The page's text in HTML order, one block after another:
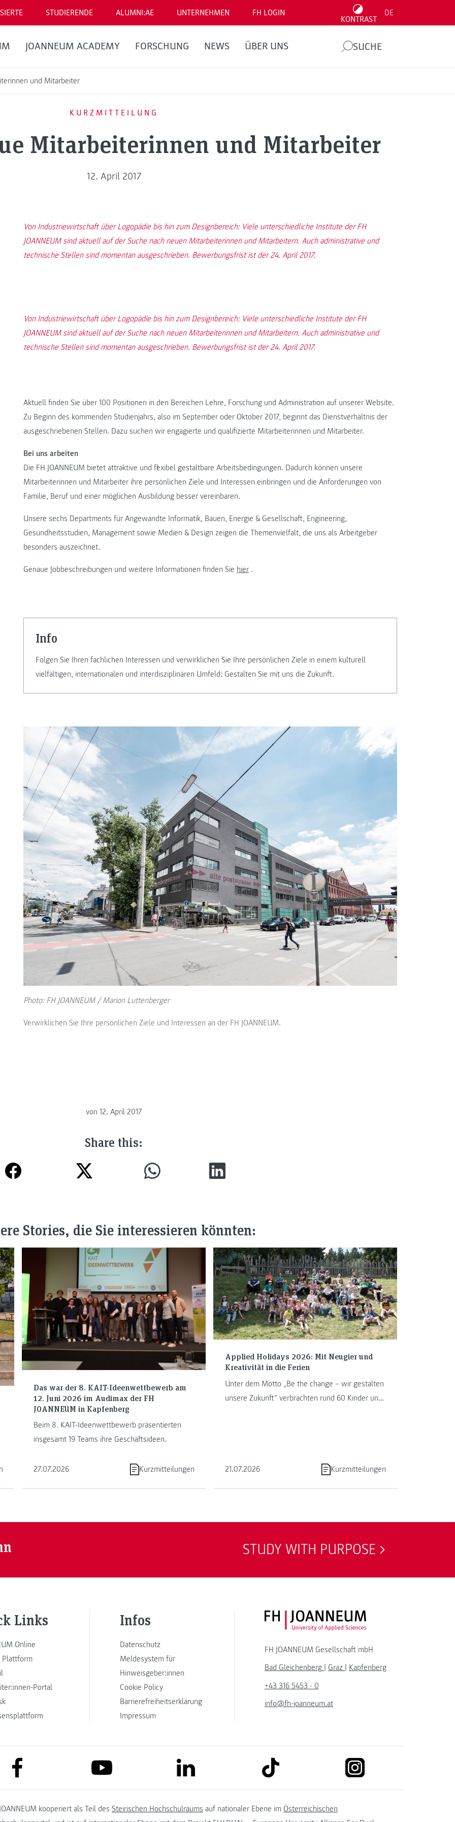
STUDIERENDE ALUMNI:AE UNTERNEHMEN FH LOGIN
KONTRAST
DE
JOANNEUM ACADEMY FORSCHUNG NEWS ÜBER UNS SUCHE
und Mitarbeiter
KURZMITTEILUNG
Mitarbeiterinnen und Mitarbeiter
12. April 2017
Von Industriewirtschaft über Logopädie bis hin zum Designbereich: Viele unterschiedliche Institute der FH
JOANNEUM sind aktuell auf der Suche nach neuen Mitarbeiterinnen und Mitarbeitern. Auch administrative und
technische Stellen sind momentan ausgeschrieben. Bewerbungsfrist ist der 24. April 2017.
Von Industriewirtschaft über Logopädie bis hin zum Designbereich: Viele unterschiedliche Institute der FH
JOANNEUM sind aktuell auf der Suche nach neuen Mitarbeiterinnen und Mitarbeitern. Auch administrative und
technische Stellen sind momentan ausgeschrieben. Bewerbungsfrist ist der 24. April 2017.
Aktuell finden Sie über 100 Positionen in den Bereichen Lehre, Forschung und Administration auf unserer Website.
Zu Beginn des kommenden Studienjahrs, also im September oder Oktober 2017, beginnt das Dienstverhältnis der
ausgeschriebenen Stellen. Dazu suchen wir engagierte und qualifizierte Mitarbeiterinnen und Mitarbeiter.
Bei uns arbeiten
Die FH JOANNEUM bietet attraktive und flexibel gestaltbare Arbeitsbedingungen. Dadurch können unsere
Mitarbeiterinnen und Mitarbeiter ihre persönlichen Ziele und Interessen einbringen und die Anforderungen von
Familie, Beruf und einer möglichen Ausbildung besser vereinbaren.
Unsere sechs Departments für Angewandte Informatik, Bauen, Energie & Gesellschaft, Engineering,
Gesundheitsstudien, Management sowie Medien & Design zeigen die Themenvielfalt, die uns als Arbeitgeber
besonders auszeichnet.
Genaue Jobbeschreibungen und weitere Informationen finden Sie hier .
info
Folgen Sie Ihren fachlichen Interessen und verwirklichen Sie Ihre persönlichen Ziele in einem kulturell
vielfältigen, internationalen und interdisziplinären Umfeld: Gestalten Sie mit uns die Zukunft.
Photo: FH JOANNEUM / Marion Luttenberger
Verwirklichen Sie Ihre persönlichen Ziele und Interessen an der FH JOANNEUM.
von 12. April 2017
Share this:
Stories, die Sie interessieren könnten:
Das war der 8. KAIT-Ideenwettbewerb am
12. Juni 2026 im Audimax der FH
JOANNEUM in Kapfenberg
Beim 8. KAIT-Ideenwettbewerb präsentierten
insgesamt 19 Teams ihre Geschäftsideen.
27.07.2026 Kurzmitteilungen
Applied Holidays 2026: Mit Neugier und
Kreativität in die Ferien
Unter dem Motto „Be the change – wir gestalten
unsere Zukunft“ verbrachten rund 60 Kinder und
21.07.2026 Kurzmitteilungen
STUDY WITH PURPOSE
Links
Online
Portal
Infos
Datenschutz
Meldesystem für
Hinweisgeber:innen
Cookie Policy
Barrierefreiheitserklärung
Impressum
FH JOANNEUM Logo
FH JOANNEUM Gesellschaft mbH
Bad Gleichenberg
Graz
Kapfenberg
+43 316 5453 - 0
info@fh-joanneum.at
link to facebook link to youtube link to linkedin link to tiktok
kooperiert als Teil des Steirischen Hochschulraums auf nationaler Ebene im Österreichischen